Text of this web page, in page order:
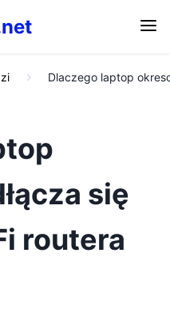
Dlaczego laptop
się
routera